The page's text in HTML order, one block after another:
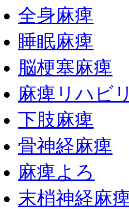
全身麻痺
睡眠麻痺
脳梗塞麻痺
麻痺リハビリ
下肢麻痺
骨神経麻痺
麻痺よろ
末梢神経麻